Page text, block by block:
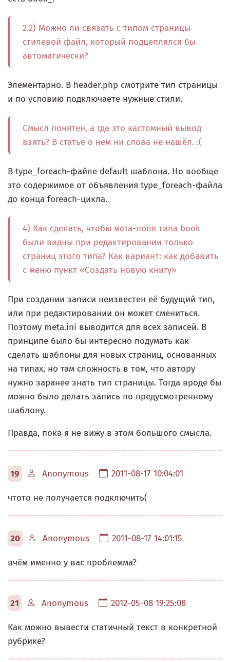
2.2) Можно ли связать с типом страницы
стилевой файл, который подцеплялся бы
автоматически?
Элементарно. В header.php смотрите тип страницы
и по условию подключаете нужные стили.
Смысл понятен, а где это кастомный вывод
взять? В статье о нем ни слова не нашёл. :(
В type_foreach-файле default шаблона. Но вообще
это содержимое от объявления type_foreach-файла
до конца foreach-цикла.
4) Как сделать, чтобы мета-поля типа book
были видны при редактировании только
страниц этого типа? Как вариант: как добавить
с меню пункт «Создать новую книгу»
При создании записи неизвестен её будущий тип,
или при редактировании он может смениться.
Поэтому meta.ini выводится для всех записей. В
принципе было бы интересно подумать как
сделать шаблоны для новых страниц, основанных
на типах, но там сложность в том, что автору
нужно заранее знать тип страницы. Тогда вроде бы
можно было делать запись по предусмотренному
шаблону.
Правда, пока я не вижу в этом большого смысла.
19 Anonymous 2011-08-17 10:04:01
чтото не получается подключить(
20 Anonymous 2011-08-17 14:01:15
вчём именно у вас проблемма?
21 Anonymous 2012-05-08 19:25:08
Как можно вывести статичный текст в конкретной
рубрике?